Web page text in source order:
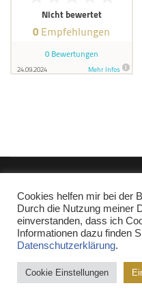
Affiliate-Link: Ich bin Mitglied
Shopify.de, Weclapp.de,
etwas über diese
Provision, die Ihren Kaufpreis
sind mit einem Stern (*)
Cookies helfen mir bei der
Durch die Nutzung meiner
einverstanden, dass ich
Informationen dazu finden
Datenschutzerklärung.
Cookie Einstellungen